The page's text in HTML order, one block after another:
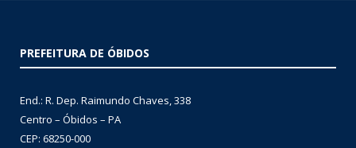
PREFEITURA DE ÓBIDOS
End.: R. Dep. Raimundo Chaves, 338
Centro – Óbidos – PA
CEP: 68250-000